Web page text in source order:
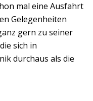
mal eine Ausfahrt
Gelegenheiten
gern zu seiner
sich in
durchaus als die